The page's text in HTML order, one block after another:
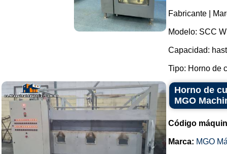
Fabricante |
Modelo: SCC
Capacidad:
Tipo: Horno de
Horno de
MGO
Código
Marca: MGO